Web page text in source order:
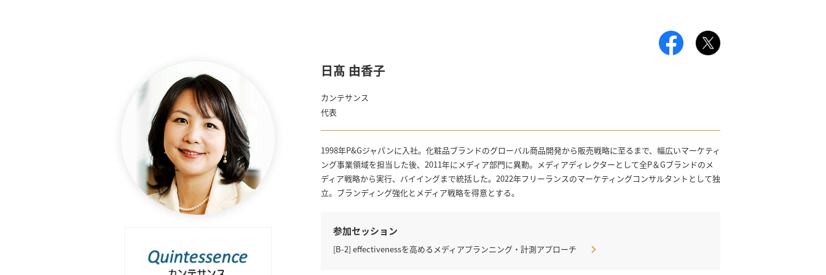
日髙 由香子
カンテサンス
代表
1998年P&Gジャパンに入社。化粧品ブランドのグローバル商品開発から販売戦略に至るまで、幅広いマーケティ
ング事業領域を担当した後、2011年にメディア部門に異動。メディアディレクターとして全P＆Gブランドのメ
ディア戦略から実行、バイイングまで統括した。2022年フリーランスのマーケティングコンサルタントとして独
立。ブランディング強化とメディア戦略を得意とする。
参加セッション
[B-2] effectivenessを高めるメディアプランニング・計測アプローチ